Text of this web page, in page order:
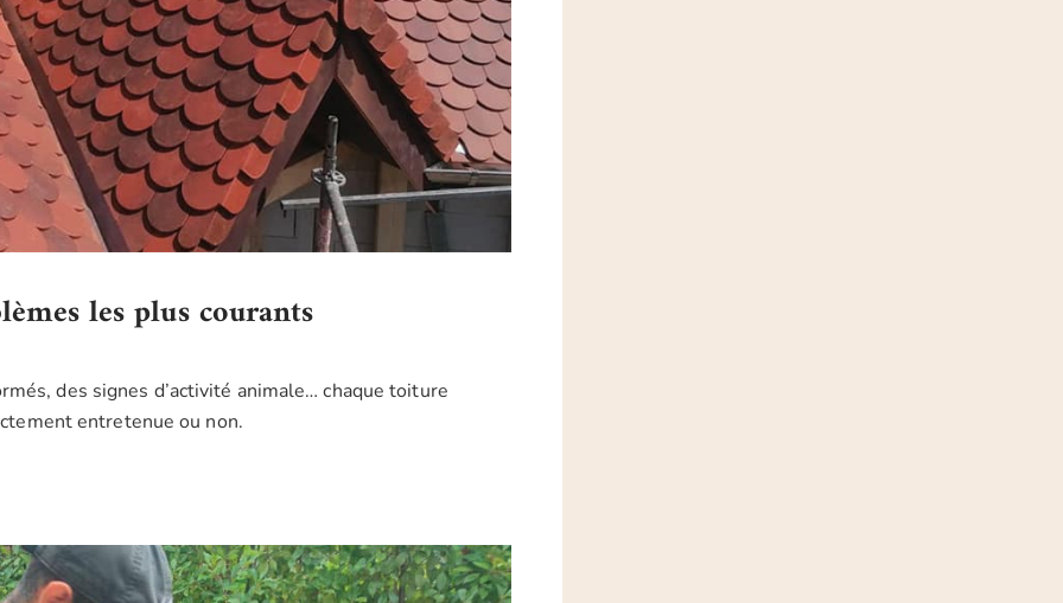
les plus courants
des signes d’activité animale… chaque toiture
entretenue ou non.